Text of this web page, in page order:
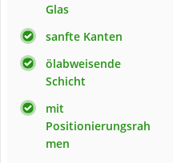
Glas
sanfte Kanten
ölabweisende
Schicht
mit
Positionierungsrah
men